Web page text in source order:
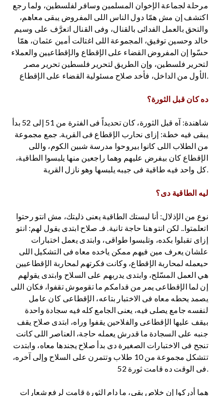
مرحلة لجماعة الإخوان المسلمين وسافر لفلسطين، ولما رجع
اكتشف إن مش همّا دول الناس اللى المفروض يبقى معاهم،
والتحق بالعمل الفدائى بالقنال، وفى القنال اتعرَّف على وسيم
خالد وحسين توفيق، المجموعة اللى اغتالت أمين عثمان، همّا
حسّوا إن المفروض القضاء على الإقطاع والإقطاعيين والعملاء
لتحرير فلسطين، وإن الطريق لتحرير فلسطين تحرير مصر
الأول من الداخل، فأخد صلاح مسئولية القضاء على الإقطاع.
ده كان قبل الثورة؟
شاهندة: آه قبل الثورة، كان تحديداً فى الفترة من 51 إلى 52 بدأ
يبقى فيه خطة: إزاى نحارب الإقطاع فى القرية. جمع مجموعة
من الطلاب اللى كانوا بيروحوا مدرسة شبين الكوم، واللى
الإقطاع كان بيفرض عليهم وهما راجعين منها يلبسوا الطاقية،
كل واحد فيه طاقية فى جيبه يلبسها وهو نازل القرية.
ليه الطاقية دى؟
اتعلمتوا.. لكن انتو هنا حاجة تانية. فـ صلاح ابتدى يقول لهم: انتو
إزاى تقبلوا بكده، وتلبسوا طواقى، وابتدى يعمل اختبارات
علشان يعرف مين فيهم ممكن ياخده معاه فى التشكيل اللى
حيعمله لمحاربة الإقطاع، وكانت فكرتهم لمحاربة الإقطاعيين
هي العمل المسّلح، وابتدى يدربهم على السلاح وابتدى يقولهم
إن لما الإقطاعى يمر من قدامكم ما تقوموش تقفوا، فكان اللى
يصمد يحطه معاه فى الاختبار بتاعه، الإقطاعى كان عامل
لنفسه جامع يصلى فيه، يعنى الجامع كله فيه سجادة واحدة
بيقف عليها الإقطاعى والفلاحين يقفوا وراه، ابتدى صلاح يقف
جنبه على السجادة ما قدرش يعمله حاجة، العناصر اللى كانت
تنجح فى الاختبارات الصغيرة دى بدأ صلاح يجندها معاه، وابتدت
تتشكل مجموعة من 10 طلاب وتتمرن على السلاح وإلى آخره،
فى الوقت ده قامت ثورة 52.
هما أدركوا إن خلاص بقى، ما دام الثورة قامت لرفع شعارات